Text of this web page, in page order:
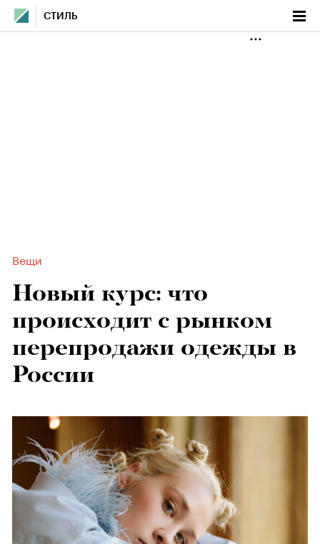
СТИЛЬ
Вещи
Новый курс: что
происходит с рынком
перепродажи одежды в
России